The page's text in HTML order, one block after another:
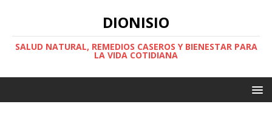
DIONISIO
SALUD NATURAL, REMEDIOS CASEROS Y BIENESTAR PARA
LA VIDA COTIDIANA